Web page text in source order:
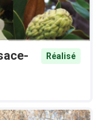
Réalisé